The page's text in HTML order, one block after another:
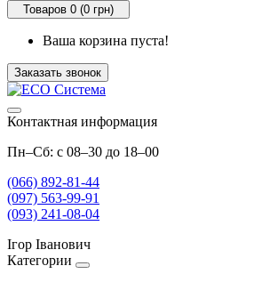
Товаров 0 (0 грн)
Ваша корзина пуста!
Заказать звонок
Контактная информация
Пн–Сб: с 08–30 до 18–00
(066) 892-81-44
(097) 563-99-91
(093) 241-08-04
Ігор Іванович
Категории